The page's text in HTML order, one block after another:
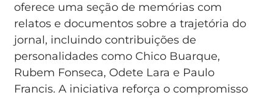
oferece uma seção de memórias com
relatos e documentos sobre a trajetória do
jornal, incluindo contribuições de
personalidades como Chico Buarque,
Rubem Fonseca, Odete Lara e Paulo
Francis. A iniciativa reforça o compromisso